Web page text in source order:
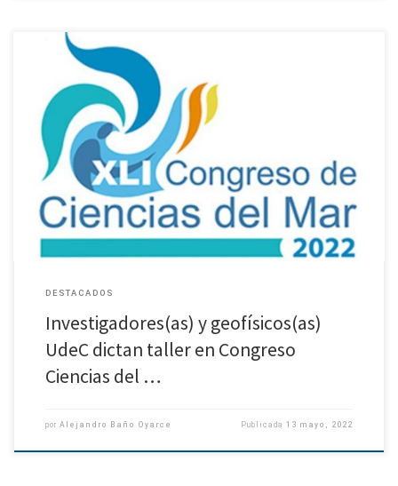
Invitan a participar en el taller «Planificación climática efectiva:
respuestas de la biósfera al cambio climático y la variabilidad a múltiples
escalas, centro-norte de Chile». Taller que es parte del […]
DESTACADOS
Investigadores(as) y geofísicos(as)
UdeC dictan taller en Congreso
Ciencias del …
por Alejandro Baño Oyarce Publicada13 mayo, 2022